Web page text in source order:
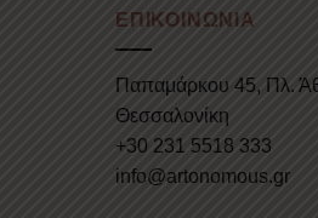
ΕΠΙΚΟΙΝΩΝΙΑ
Παπαμάρκου 45, Πλ.
Θεσσαλονίκη
+30 231 5518 333
info@artonomous.gr